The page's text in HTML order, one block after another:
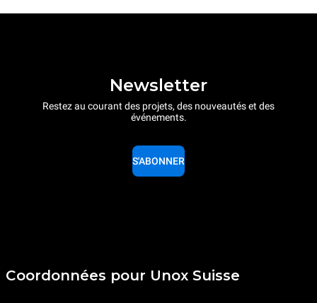
Newsletter
Restez au courant des projets, des nouveautés et des
événements.
S'ABONNER
Coordonnées pour Unox Suisse